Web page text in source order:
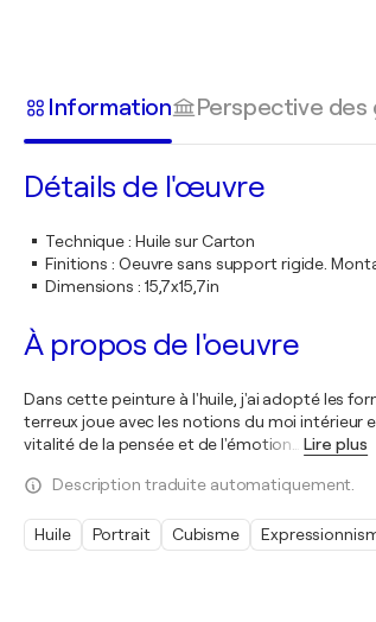
Information Perspective des
Détails de l'œuvre
Technique: Huile sur Carton
Finitions : Oeuvre sans support rigide.
Dimensions : 15,7x15,7in
À propos de l'oeuvre
Dans cette peinture à l'huile, j'ai adopté les
terreux joue avec les notions du moi intérieur
vitalité de la pensée et de l'émotion
Lire plus
Description traduite automatiquement.
Huile Portrait Cubisme